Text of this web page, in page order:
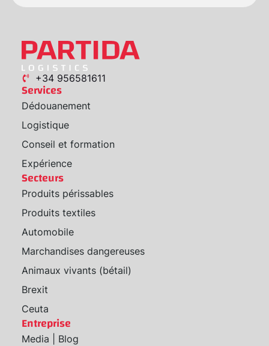
+34 956581611
Services
Dédouanement
Logistique
Conseil et formation
Expérience
Secteurs
Produits périssables
Produits textiles
Automobile
Marchandises dangereuses
Animaux vivants (bétail)
Brexit
Ceuta
Entreprise
Media | Blog